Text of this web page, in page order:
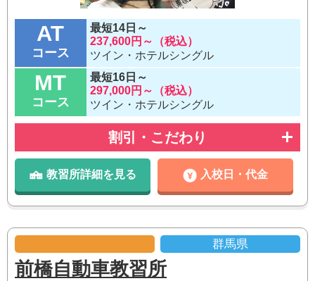
AT
コース
最短14日～
237,600円～（税込）
ツイン・ホテルシングル
MT
コース
最短16日～
297,000円～（税込）
ツイン・ホテルシングル
割引・こだわり
教習所詳細を見る 入校日・代金
群馬県
前橋自動車教習所